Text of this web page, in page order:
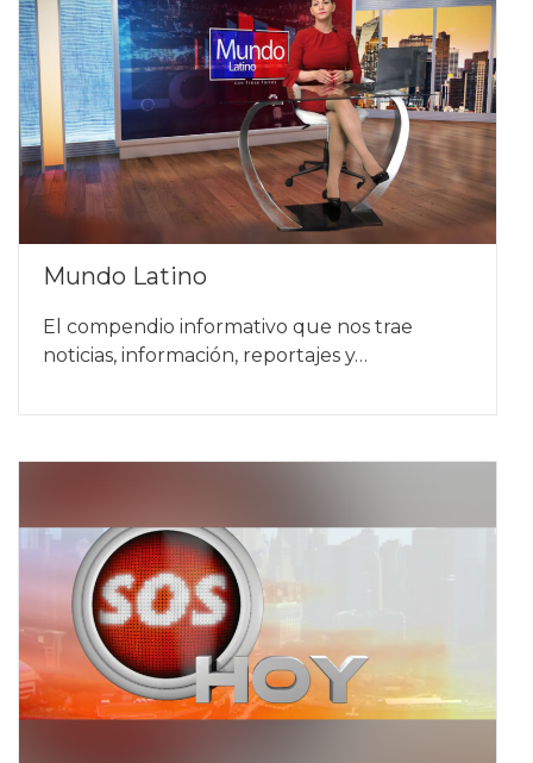
Mundo Latino
El compendio informativo que nos trae
noticias, información, reportajes y…